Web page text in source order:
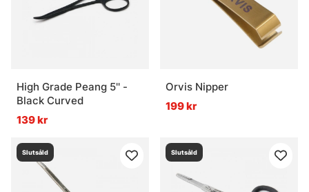
High Grade Peang 5'' -
Black Curved
139 kr
Orvis Nipper
199 kr
Slutsåld Slutsåld